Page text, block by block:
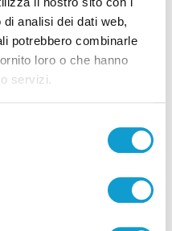
analisi dei dati web,
potrebbero combinarle
loro o che hanno
servizi.